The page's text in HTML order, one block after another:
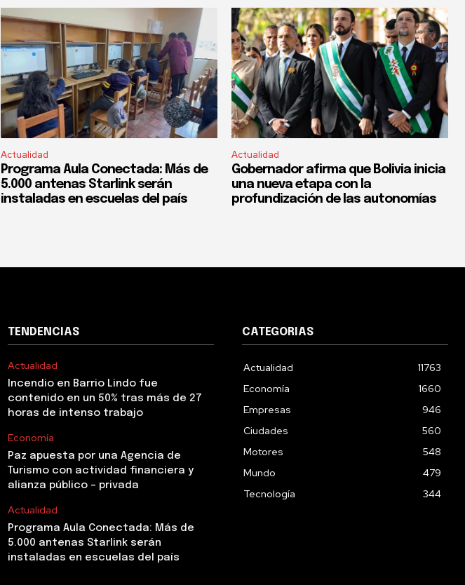
Actualidad
Programa Aula Conectada: Más de
5.000 antenas Starlink serán
instaladas en escuelas del país
Actualidad
Gobernador afirma que Bolivia inicia
una nueva etapa con la
profundización de las autonomías
TENDENCIAS
Actualidad
Incendio en Barrio Lindo fue
contenido en un 50% tras más de 27
horas de intenso trabajo
Economía
Paz apuesta por una Agencia de
Turismo con actividad financiera y
alianza público – privada
Actualidad
Programa Aula Conectada: Más de
5.000 antenas Starlink serán
instaladas en escuelas del país
CATEGORIAS
Actualidad
11763
Economía
1660
Empresas
946
Ciudades
560
Motores
548
Mundo
479
Tecnología
344